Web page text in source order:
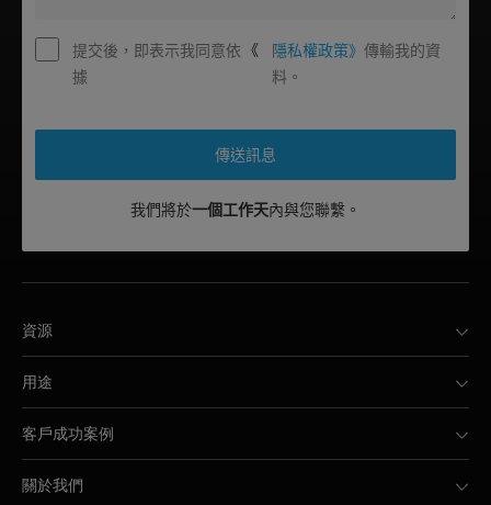
提交後，即表示我同意依
據
《 隱私權政策》 傳輸我的資
料。
我們將於一個工作天內與您聯繫。
資源
用途
客戶成功案例
關於我們